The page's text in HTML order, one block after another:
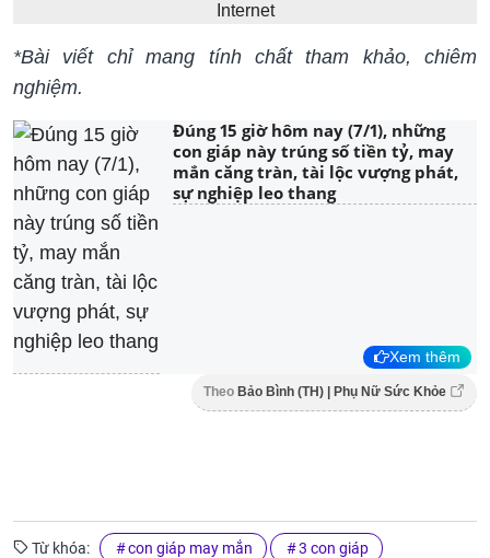
Internet
*Bài viết chỉ mang tính chất tham khảo, chiêm
nghiệm.
Đúng 15 giờ hôm nay (7/1), những
con giáp này trúng số tiền tỷ, may
mắn căng tràn, tài lộc vượng phát,
sự nghiệp leo thang
Xem thêm
Theo Bảo Bình (TH) | Phụ Nữ Sức Khỏe
Từ khóa: con giáp may mắn 3 con giáp